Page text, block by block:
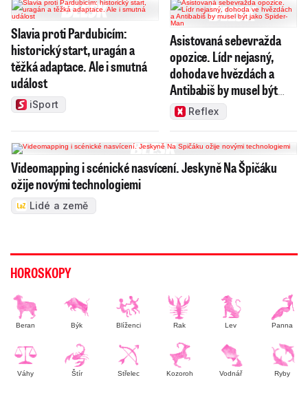
Slavia proti Pardubicím:
historický start, uragán a
těžká adaptace. Ale i smutná
událost
iSport
Asistovaná sebevražda
opozice. Lídr nejasný,
dohoda ve hvězdách a
Antibabiš by musel být
jako Spider-Man
Reflex
Videomapping i scénické nasvícení. Jeskyně Na Špičáku
ožije novými technologiemi
Lidé a země
HOROSKOPY
Beran Býk Blíženci Rak Lev Panna
Váhy Štír Střelec Kozoroh Vodnář Ryby